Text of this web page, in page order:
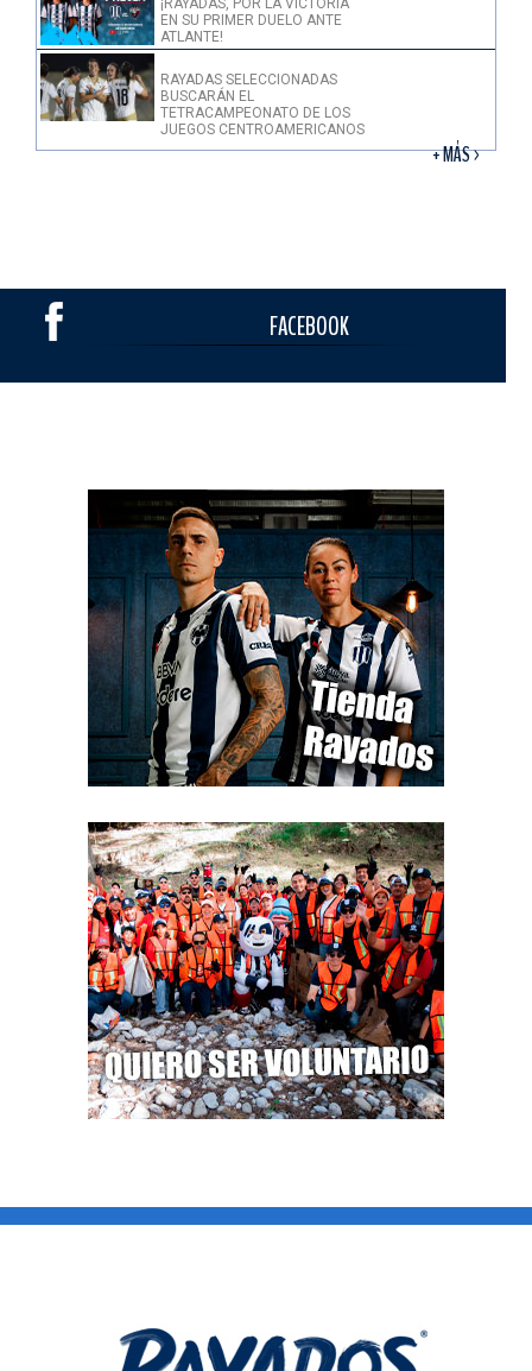
¡RAYADAS, POR LA VICTORIA
EN SU PRIMER DUELO ANTE
ATLANTE!
RAYADAS SELECCIONADAS
BUSCARÁN EL
TETRACAMPEONATO DE LOS
JUEGOS CENTROAMERICANOS
+ MÁS >
FACEBOOK